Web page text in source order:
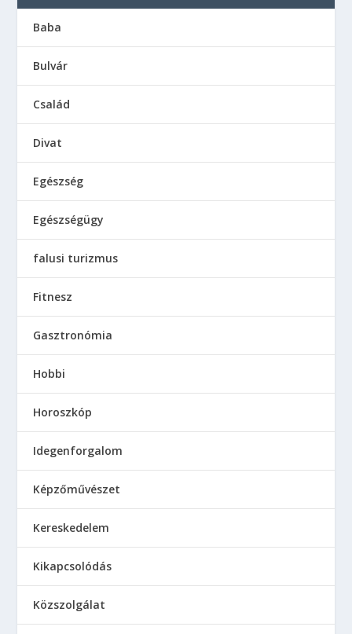
Baba
Bulvár
Család
Divat
Egészség
Egészségügy
falusi turizmus
Fitnesz
Gasztronómia
Hobbi
Horoszkóp
Idegenforgalom
Képzőművészet
Kereskedelem
Kikapcsolódás
Közszolgálat